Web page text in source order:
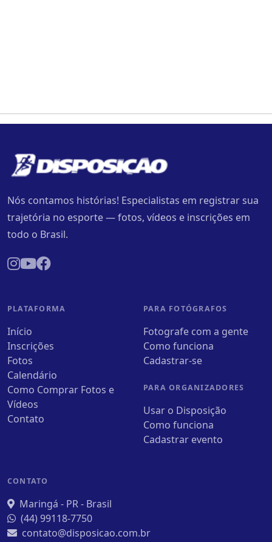
Nós contamos histórias! Especialistas em registrar sua
trajetória no esporte — fotos, vídeos e inscrições em
todo o Brasil.
PLATAFORMA
Início
Inscrições
Fotos
Calendário
Como Comprar Fotos e
Vídeos
Contato
PARA FOTÓGRAFOS
Fotografe com a gente
Como funciona
Cadastrar-se
PARA ORGANIZADORES
Usar o Disposição
Como funciona
Cadastrar evento
CONTATO
Maringá - PR - Brasil
(44) 99118-7750
contato@disposicao.com.br